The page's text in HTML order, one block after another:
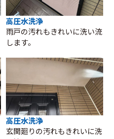
高圧水洗浄
雨戸の汚れもきれいに洗い流
します。
高圧水洗浄
玄関廻りの汚れもきれいに洗